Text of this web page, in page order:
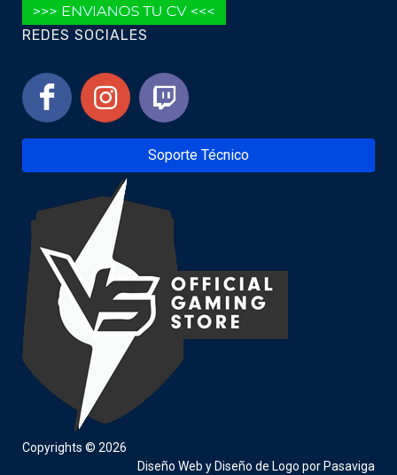
REDES SOCIALES
Soporte Técnico
Copyrights © 2026
Diseño Web y Diseño de Logo por Pasaviga